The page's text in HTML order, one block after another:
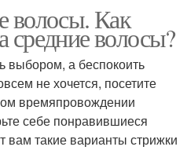
волосы. Как
средние волосы?
выбором, а беспокоить
не хочется, посетите
времяпровождении
себе понравившиеся
вам такие варианты стрижки